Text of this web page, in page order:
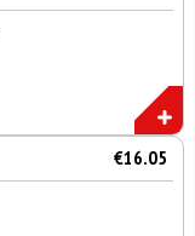
€16.05